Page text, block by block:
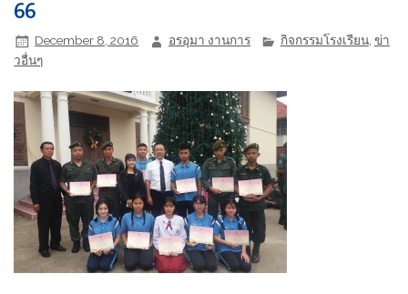
66
December 8, 2016 อรอุมา งานการ กิจกรรมโรงเรียน, ข่า
วอื่นๆ